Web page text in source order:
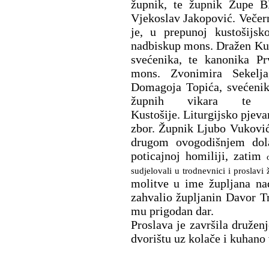
župnik, te župnik Župe
Vjekoslav Jakopović.
je, u prepunoj
nadbiskup mons. Dražen
svećenika, te kanonika
mons. Zvonimira
Domagoja Topića,
župnih vikara te
Kustošije. Liturgijsko
zbor. Župnik Ljubo
drugom ovogodišnjem
poticajnoj homiliji, zatim
sudjelovali u trodnevnici i proslavi
molitve u ime župljana
zahvalio župljanin Davor
mu prigodan dar.
Proslava je završila
dvorištu uz kolače i kuhano